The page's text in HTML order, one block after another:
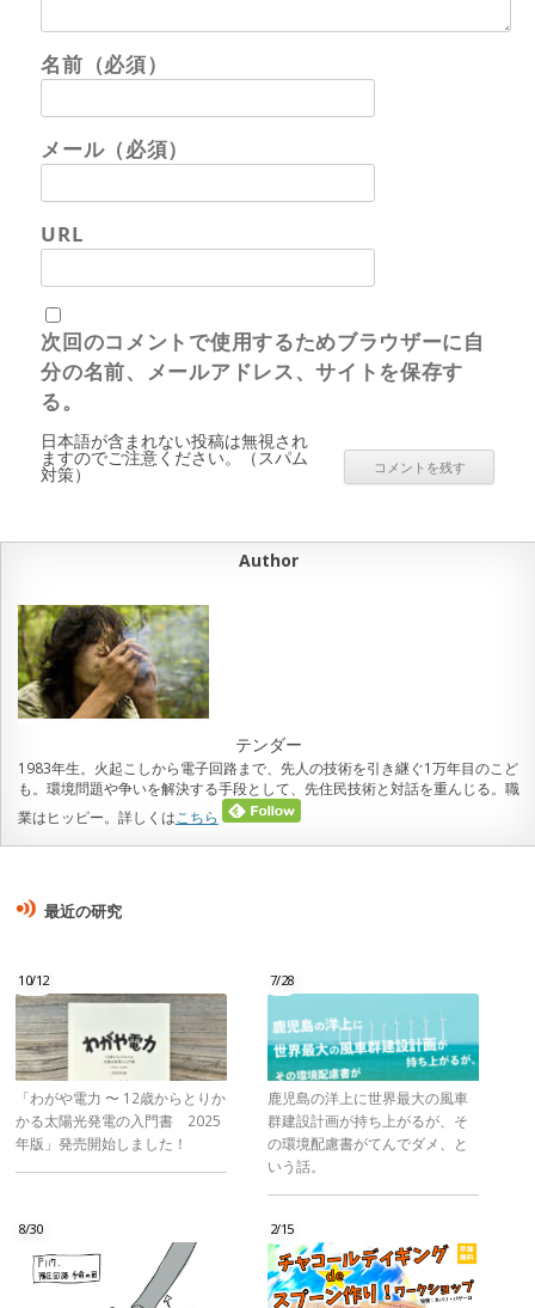
名前（必須）
メール（必須）
URL
次回のコメントで使用するためブラウザーに自
分の名前、メールアドレス、サイトを保存す
る。
日本語が含まれない投稿は無視され
ますのでご注意ください。（スパム
対策）
Author
テンダー
1983年生。火起こしから電子回路まで、先人の技術を引き継ぐ1万年目のこど
も。環境問題や争いを解決する手段として、先住民技術と対話を重んじる。職
業はヒッピー。詳しくは こちら
最近の研究
10/12
「わがや電力 〜 12歳からとりか
かる太陽光発電の入門書 2025
年版」発売開始しました！
7/28
鹿児島の洋上に世界最大の風車
群建設計画が持ち上がるが、そ
の環境配慮書がてんでダメ、と
いう話。
8/30 2/15